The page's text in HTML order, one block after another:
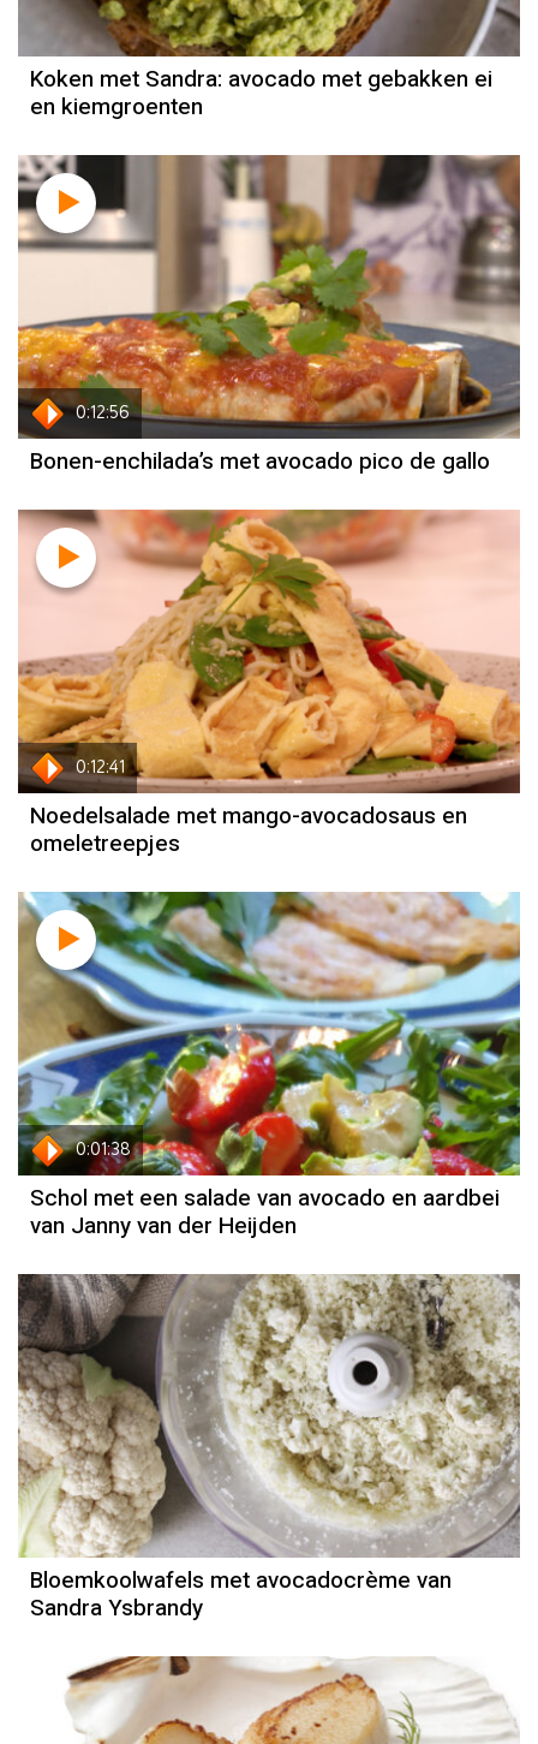
Koken met Sandra: avocado met gebakken ei
en kiemgroenten
0:12:56
Recept
Sandra Ysbrandy
Bonen-enchilada’s met avocado pico de gallo
0:12:41
Recept
Mounir Toub
Noedelsalade met mango-avocadosaus en
omeletreepjes
0:01:38
recept
Janny van der Heijden
Schol met een salade van avocado en aardbei
van Janny van der Heijden
Recept
Sandra Ysbrandy
Bloemkoolwafels met avocadocrème van
Sandra Ysbrandy